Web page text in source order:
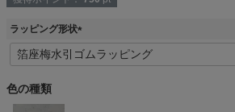
ラッピング形状
(
必
色の種類